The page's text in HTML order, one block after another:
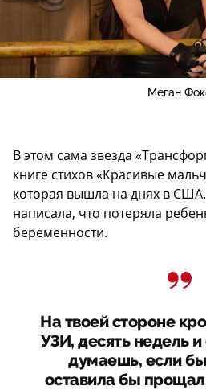
Меган
В этом сама звезда
книге стихов «Красивые
которая вышла на днях в
написала, что потеряла
беременности.
На твоей стороне
УЗИ, десять недель
думаешь, если
оставила бы